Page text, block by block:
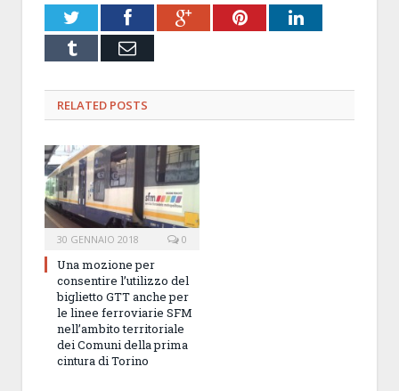
TwitterFacebookGoogle+PinterestLinkedIn
Tumblr Email
RELATED POSTS
30 GENNAIO 2018 0
Una mozione per
consentire l’utilizzo del
biglietto GTT anche per
le linee ferroviarie SFM
nell’ambito territoriale
dei Comuni della prima
cintura di Torino